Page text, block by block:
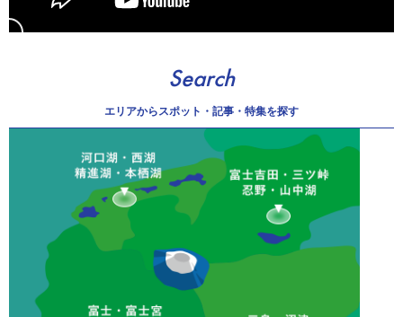
Search
エリアからスポット・記事・特集を探す